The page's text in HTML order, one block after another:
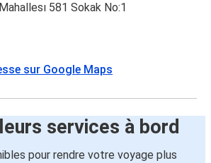
581 Sokak No:1
sur Google Maps
services à bord
pour rendre votre voyage plus